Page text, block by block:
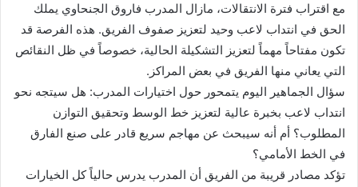
مع اقتراب فترة الانتقالات، مازال المدرب فاروق الجنحاوي يملك
الحق في انتداب لاعب وحيد لتعزيز صفوف الفريق. هذه الفرصة قد
تكون مفتاحاً مهماً لتعزيز التشكيلة الحالية، خصوصاً في ظل النقائص
التي يعاني منها الفريق في بعض المراكز.
سؤال الجماهير اليوم يتمحور حول اختيارات المدرب: هل سيتجه نحو
انتداب لاعب بخبرة عالية لتعزيز خط الوسط وتحقيق التوازن
المطلوب؟ أم أنه سيبحث عن مهاجم سريع قادر على صنع الفارق
في الخط الأمامي؟
تؤكد مصادر قريبة من الفريق أن المدرب يدرس حالياً كل الخيارات